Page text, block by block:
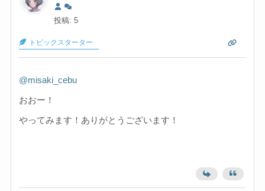
投稿: 5
トピックスターター
@misaki_cebu
おおー！
やってみます！ありがとうございます！